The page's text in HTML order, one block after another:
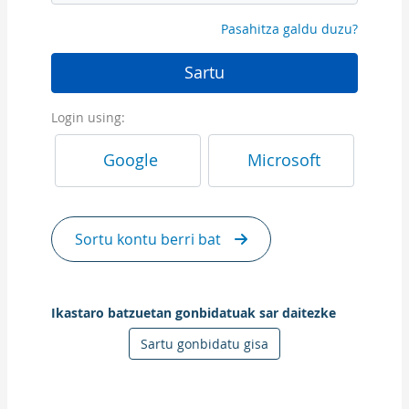
Pasahitza galdu duzu?
Sartu
Login using:
Google Microsoft
Sortu kontu berri bat
Ikastaro batzuetan gonbidatuak sar daitezke
Sartu gonbidatu gisa